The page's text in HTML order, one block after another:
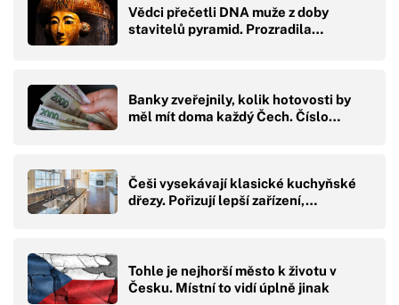
Vědci přečetli DNA muže z doby
stavitelů pyramid. Prozradila…
Banky zveřejnily, kolik hotovosti by
měl mít doma každý Čech. Číslo…
Češi vysekávají klasické kuchyňské
dřezy. Pořizují lepší zařízení,…
Tohle je nejhorší město k životu v
Česku. Místní to vidí úplně jinak